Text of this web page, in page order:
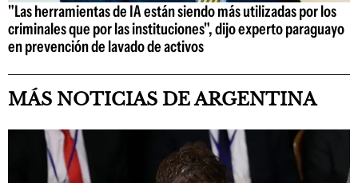
"Las herramientas de IA están siendo más utilizadas por los
criminales que por las instituciones", dijo experto paraguayo
en prevención de lavado de activos
MÁS NOTICIAS DE ARGENTINA